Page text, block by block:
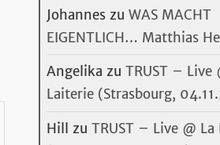
Johanneszu WAS MACHT
EIGENTLICH… Matthias
Angelika zu TRUST – Live
Laiterie (Strasbourg,
Hill
zu TRUST – Live @